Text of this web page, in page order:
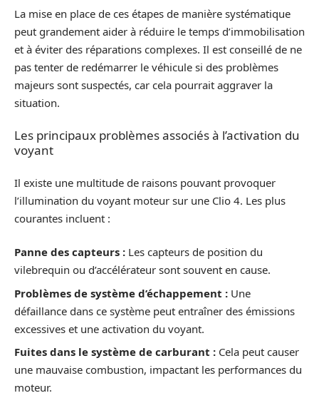
La mise en place de ces étapes de manière systématique
peut grandement aider à réduire le temps d’immobilisation
et à éviter des réparations complexes. Il est conseillé de ne
pas tenter de redémarrer le véhicule si des problèmes
majeurs sont suspectés, car cela pourrait aggraver la
situation.
Les principaux problèmes associés à l’activation du
voyant
Il existe une multitude de raisons pouvant provoquer
l’illumination du voyant moteur sur une Clio 4. Les plus
courantes incluent :
Panne des capteurs : Les capteurs de position du
vilebrequin ou d’accélérateur sont souvent en cause.
Problèmes de système d’échappement : Une
défaillance dans ce système peut entraîner des émissions
excessives et une activation du voyant.
Fuites dans le système de carburant : Cela peut causer
une mauvaise combustion, impactant les performances du
moteur.